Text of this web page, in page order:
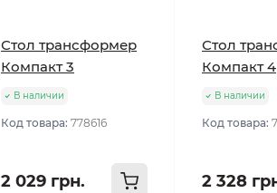
Стол трансформер
Компакт 3
В наличии
Код товара: 778616
2 029 грн.
Стол
Компакт 4
В наличии
Код товара:
2 328